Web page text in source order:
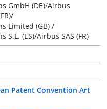
GmbH (DE)/Airbus
Limited (GB) /
S.L. (ES)/Airbus SAS (FR)
Patent Convention Art